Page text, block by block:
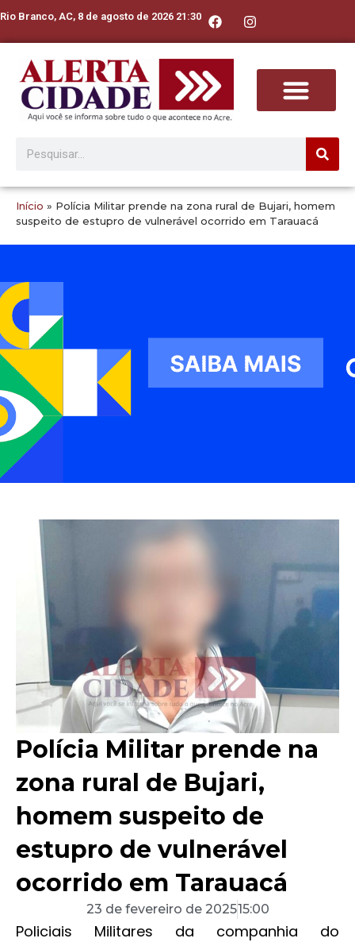
Rio Branco, AC, 8 de agosto de 2026 21:30
Início » Polícia Militar prende na zona rural de Bujari, homem
suspeito de estupro de vulnerável ocorrido em Tarauacá
Polícia Militar prende na
zona rural de Bujari,
homem suspeito de
estupro de vulnerável
ocorrido em Tarauacá
23 de fevereiro de 202515:00
Policiais Militares da companhia do